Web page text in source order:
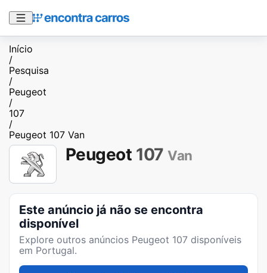
Início
/
Pesquisa
/
Peugeot
/
107
/
Peugeot 107 Van
Peugeot 107 Van
Este anúncio já não se encontra
disponível
Explore outros anúncios Peugeot 107 disponíveis
em Portugal.